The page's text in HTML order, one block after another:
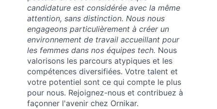
candidature est considérée avec la même
attention, sans distinction. Nous nous
engageons particulièrement à créer un
environnement de travail accueillant pour
les femmes dans nos équipes tech. Nous
valorisons les parcours atypiques et les
compétences diversifiées. Votre talent et
votre potentiel sont ce qui compte le plus
pour nous. Rejoignez-nous et contribuez à
façonner l'avenir chez Ornikar.